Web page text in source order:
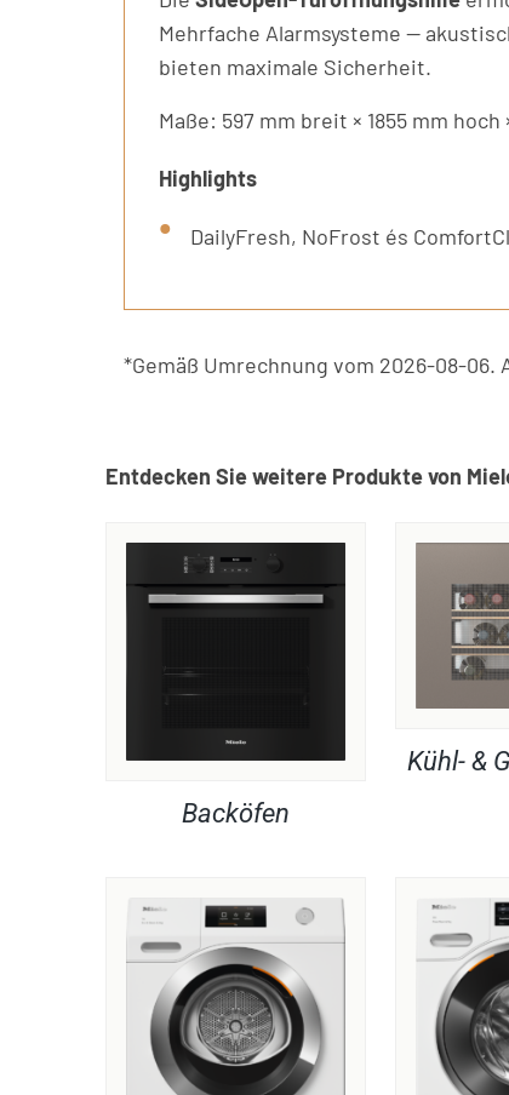
Mehrfache Alarmsysteme —
bieten maximale Sicherheit.
Maße: 597 mm breit × 1855 mm
Highlights
DailyFresh, NoFrost és
*Gemäß Umrechnung vom 2026-08-
Entdecken Sie weitere Produkte von
Backöfen
Kühl- &